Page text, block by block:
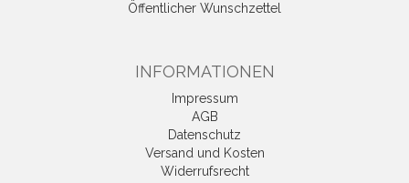
Öffentlicher Wunschzettel
INFORMATIONEN
Impressum
AGB
Datenschutz
Versand und Kosten
Widerrufsrecht